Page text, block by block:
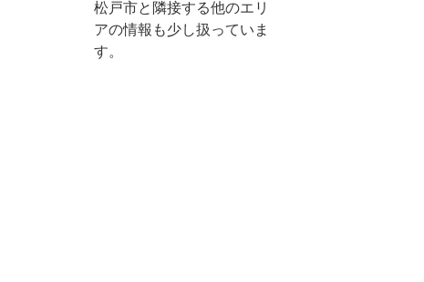
松戸市と隣接する他のエリ
アの情報も少し扱っていま
す。